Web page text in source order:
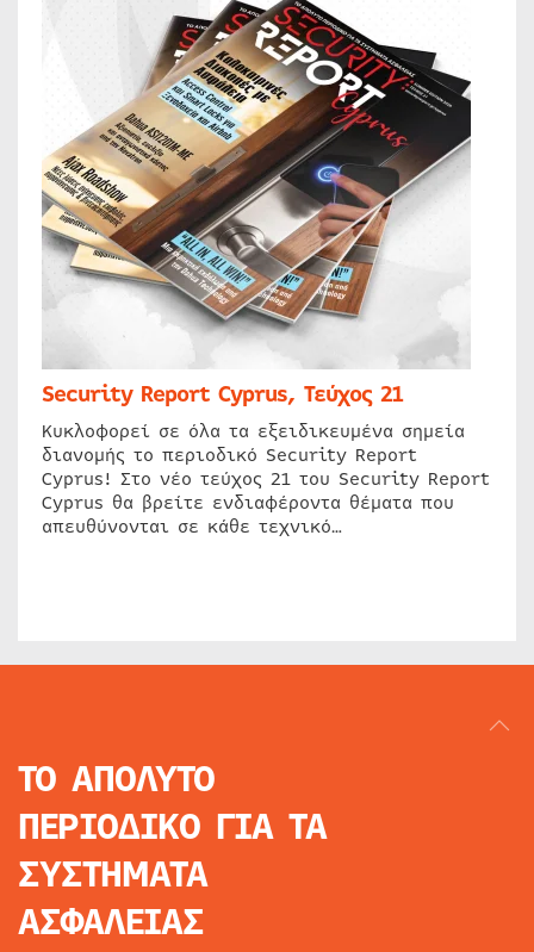
Security Report Cyprus, Τεύχος 21
Κυκλοφορεί σε όλα τα εξειδικευμένα σημεία
διανομής το περιοδικό Security Report
Cyprus! Στο νέο τεύχος 21 του Security Report
Cyprus θα βρείτε ενδιαφέροντα θέματα που
απευθύνονται σε κάθε τεχνικό…
ΤΟ ΑΠΟΛΥΤΟ
ΠΕΡΙΟΔΙΚΟ ΓΙΑ ΤΑ
ΣΥΣΤΗΜΑΤΑ
ΑΣΦΑΛΕΙΑΣ